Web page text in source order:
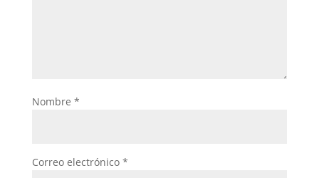
Nombre *
Correo electrónico *